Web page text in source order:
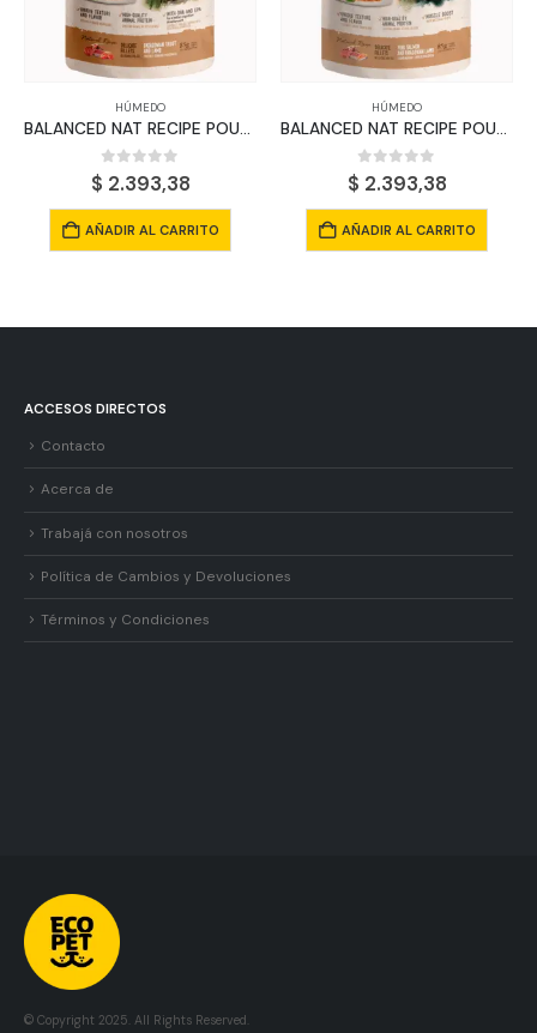
HÚMEDO
BALANCED NAT RECIPE POUCH GATO CACHORRO TRUCHA Y CORDERO X 85 GRS
0out of 5
$ 2.393,38
AÑADIR AL CARRITO
HÚMEDO
BALANCED NAT RECIPE POUCH GATO ADULTO SALMON Y CORDERO X 85 GRS
0out of 5
$ 2.393,38
AÑADIR AL CARRITO
ACCESOS DIRECTOS
Contacto
Acerca de
Trabajá con nosotros
Política de Cambios y Devoluciones
Términos y Condiciones
© Copyright 2025. All Rights Reserved.